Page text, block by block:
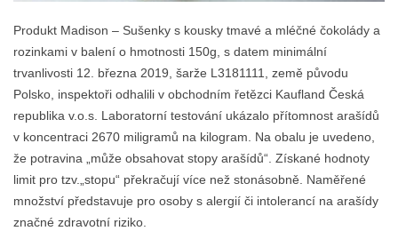
Produkt Madison – Sušenky s kousky tmavé a mléčné čokolády a
rozinkami v balení o hmotnosti 150g, s datem minimální
trvanlivosti 12. března 2019, šarže L3181111, země původu
Polsko, inspektoři odhalili v obchodním řetězci Kaufland Česká
republika v.o.s. Laboratorní testování ukázalo přítomnost arašídů
v koncentraci 2670 miligramů na kilogram. Na obalu je uvedeno,
že potravina „může obsahovat stopy arašídů“. Získané hodnoty
limit pro tzv.„stopu“ překračují více než stonásobně. Naměřené
množství představuje pro osoby s alergií či intolerancí na arašídy
značné zdravotní riziko.